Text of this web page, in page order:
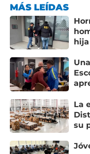
MÁS LEÍDAS
hija
La
su